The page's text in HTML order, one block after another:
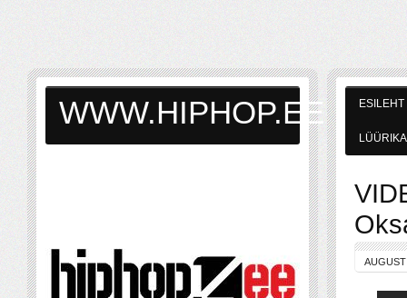
ESILEHT
LÜÜRIKA
WWW.HIPHOP.EE